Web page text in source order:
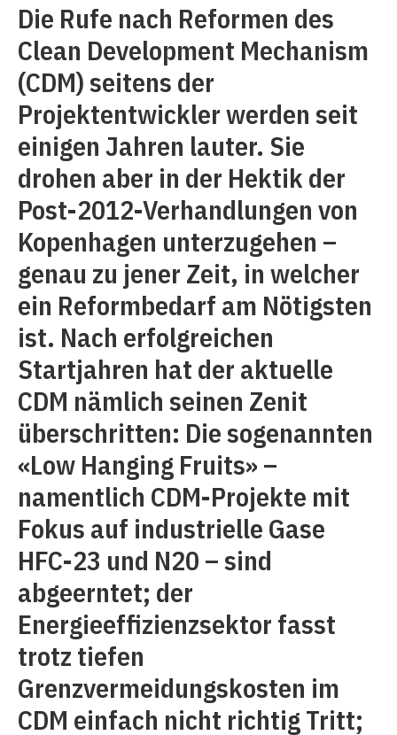
Die Rufe nach Reformen des
Clean Development Mechanism
(CDM) seitens der
Projektentwickler werden seit
einigen Jahren lauter. Sie
drohen aber in der Hektik der
Post-2012-Verhandlungen von
Kopenhagen unterzugehen –
genau zu jener Zeit, in welcher
ein Reformbedarf am Nötigsten
ist. Nach erfolgreichen
Startjahren hat der aktuelle
CDM nämlich seinen Zenit
überschritten: Die sogenannten
«Low Hanging Fruits» –
namentlich CDM-Projekte mit
Fokus auf industrielle Gase
HFC-23 und N20 – sind
abgeerntet; der
Energieeffizienzsektor fasst
trotz tiefen
Grenzvermeidungskosten im
CDM einfach nicht richtig Tritt;